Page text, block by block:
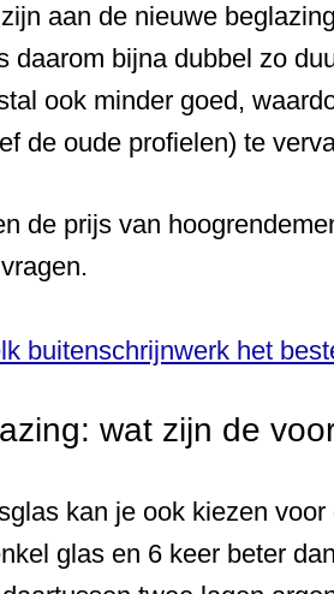
aan de nieuwe
daarom bijna dubbel zo
ook minder goed,
de oude profielen) te
de prijs van
buitenschrijnwerk het
wat zijn de
kan je ook kiezen
glas en 6 keer beter